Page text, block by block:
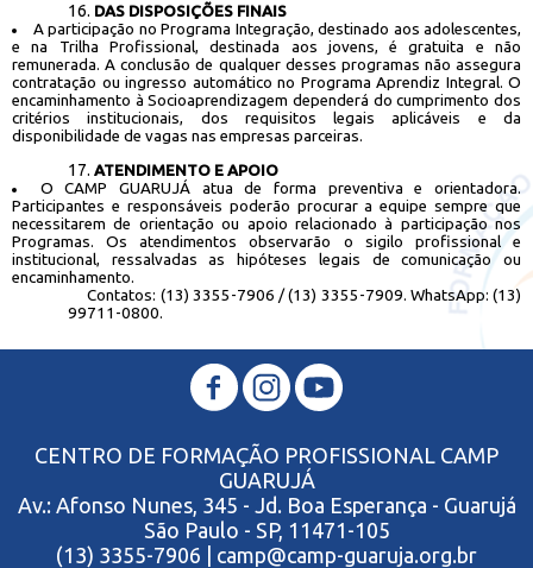
16. DAS DISPOSIÇÕES FINAIS
A participação no Programa Integração, destinado aos adolescentes,
e na Trilha Profissional, destinada aos jovens, é gratuita e não
remunerada. A conclusão de qualquer desses programas não assegura
contratação ou ingresso automático no Programa Aprendiz Integral. O
encaminhamento à Socioaprendizagem dependerá do cumprimento dos
critérios institucionais, dos requisitos legais aplicáveis e da
disponibilidade de vagas nas empresas parceiras.
17. ATENDIMENTO E APOIO
O CAMP GUARUJÁ atua de forma preventiva e orientadora.
Participantes e responsáveis poderão procurar a equipe sempre que
necessitarem de orientação ou apoio relacionado à participação nos
Programas. Os atendimentos observarão o sigilo profissional e
institucional, ressalvadas as hipóteses legais de comunicação ou
encaminhamento.
Contatos: (13) 3355-7906 / (13) 3355-7909. WhatsApp: (13)
99711-0800.
CENTRO DE FORMAÇÃO PROFISSIONAL CAMP
GUARUJÁ
Av.: Afonso Nunes, 345 - Jd. Boa Esperança - Guarujá
São Paulo - SP, 11471-105
(13) 3355-7906 | camp@camp-guaruja.org.br